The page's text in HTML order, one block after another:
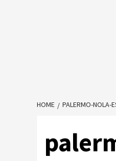
HOME PALERMO-NOLA-